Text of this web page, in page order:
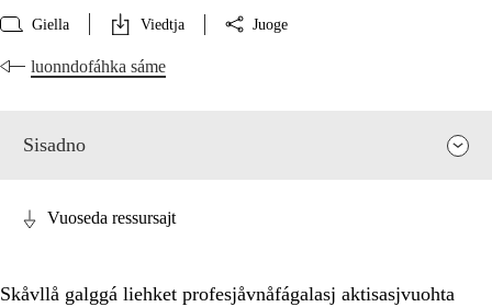
Giella Viedtja Juoge
luonndofáhka sáme
Sisadno
Vuoseda ressursajt
Skåvllå galggá liehket profesjåvnåfágalasj aktisasjvuohta